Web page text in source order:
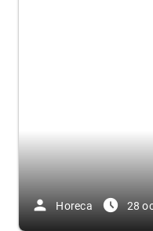
person Horeca access_time_filled 28